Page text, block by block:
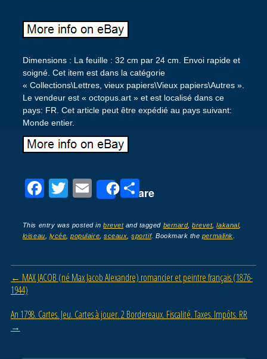
Dimensions : La feuille : 32 cm par 24 cm. Envoi rapide et
soigné. Cet item est dans la catégorie
« Collections\Lettres, vieux papiers\Vieux papiers\Autres ».
Le vendeur est « octopus.art » et est localisé dans ce
pays: FR. Cet article peut être expédié au pays suivant:
Monde entier.
F
c
e
b
o
k
T
tt
er
E
ail
Share
P
ta
g
er
This entry was posted inbrevetand tagged bernard,brevet,lakanal,
loiseau
lycée ,populaire ,sceaux ,sportif. Bookmark the permalink
Post navigation
← MAX JACOB (né Max Jacob Alexandre) romancier et peintre français (1876-
1944)
An 1798. Cartes. Jeu. Cartes à jouer. 2 Bordereaux. Fiscalité. Taxes. Impôts. RR
→